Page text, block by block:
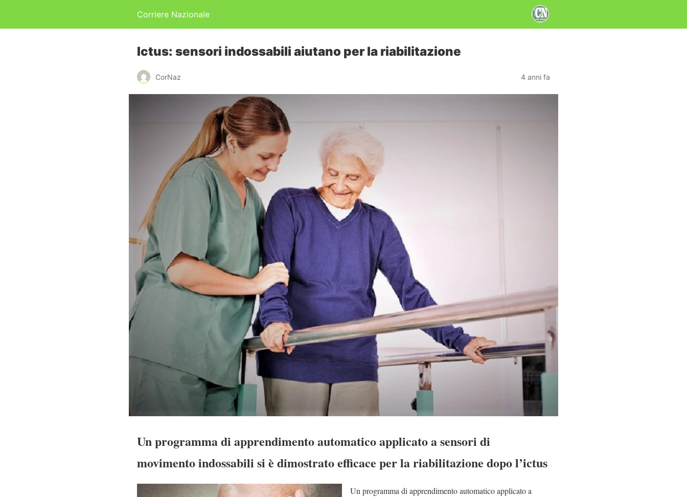
Corriere Nazionale
Ictus: sensori indossabili aiutano per la riabilitazione
CorNaz 4 anni fa
Un programma di apprendimento automatico applicato a sensori di
movimento indossabili si è dimostrato efficace per la riabilitazione dopo l’ictus
Un programma di apprendimento automatico applicato a